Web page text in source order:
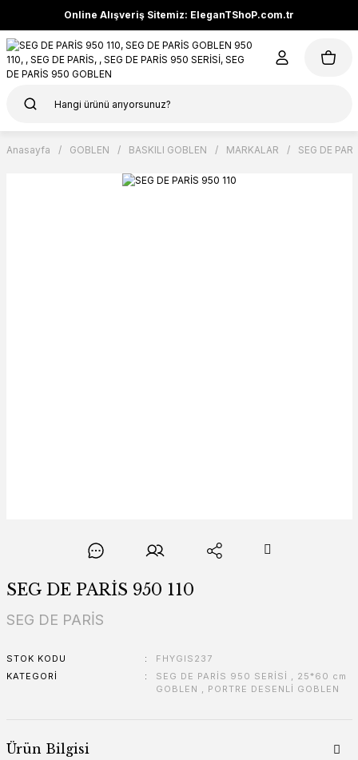
Online Alışveriş Sitemiz: EleganTShoP.com.tr
Anasayfa GOBLEN BASKILI GOBLEN MARKALAR SEG DE
SEG DE PARİS 950 110
SEG DE PARİS
STOK KODU
FHYGIS237
KATEGORI
SEG DE PARİS 950 SERİSİ , 25*60 cm
GOBLEN , PORTRE DESENLİ GOBLEN
Ürün Bilgisi